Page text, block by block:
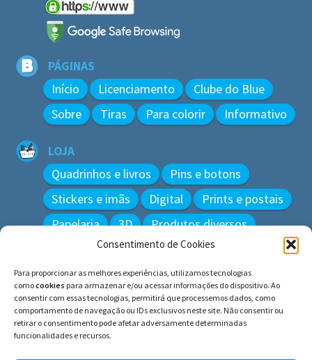
Consentimento de Cookies
Para proporcionar as melhores experiências, utilizamos tecnologias
comocookies para armazenar e/ou acessar informações do dispositivo. Ao
consentir com essas tecnologias, permitirá que processemos dados, como
comportamento de navegação ou IDs exclusivos neste site. Não consentir ou
retirar o consentimento pode afetar adversamente determinadas
funcionalidades e recursos.
PÁGINAS
Início Licenciamento
Clube do Blue
Sobre
Tiras Para colorir Informativo
LOJA
Quadrinhos e livros
Pins e botons
Stickers e imãs
Digital
Prints e postais
Papelaria
3D Produtos diversos
Pesquisar
por:
© BLUE e os gatos ∙ todos os direitos reservados.